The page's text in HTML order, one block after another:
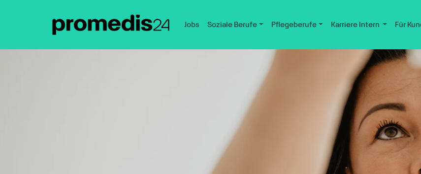
Jobs Soziale Berufe Pflegeberufe Karriere Intern Für